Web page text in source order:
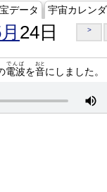
データ 宇宙カレン
24日 >
電波
でんぱ
を音
おと
にしました。